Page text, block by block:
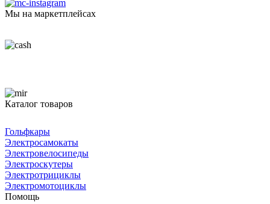
Мы на маркетплейсах
Каталог товаров
Гольфкары
Электросамокаты
Электровелосипеды
Электроскутеры
Электротрициклы
Электромотоциклы
Помощь